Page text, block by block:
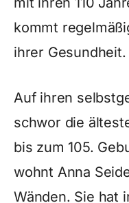
kommt
ihrer Gesundheit.
Auf ihren
schwor die
bis zum 105.
wohnt Anna
Wänden. Sie hat